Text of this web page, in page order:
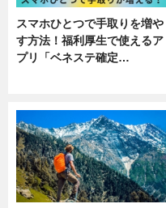
スマホひとつで手取りを増や
す方法！福利厚生で使えるア
プリ「ベネステ確定…